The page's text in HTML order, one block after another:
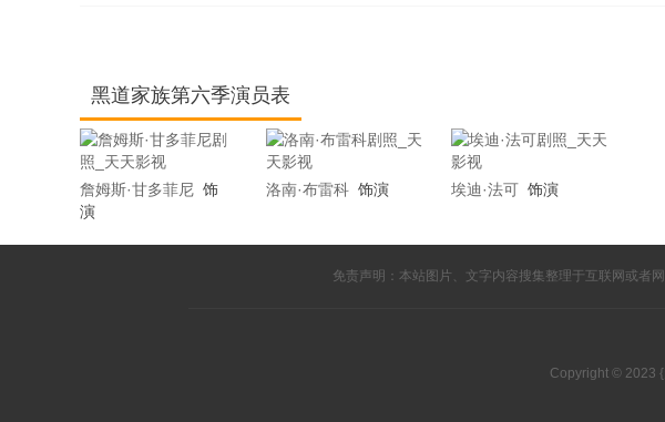
黑道家族第六季演员表
詹姆斯·甘多菲尼 饰
演
洛南·布雷科饰演 埃迪·法可 饰演
免责声明：本站图片、文字内容搜集整理于互联网或者
Copyright © 2023